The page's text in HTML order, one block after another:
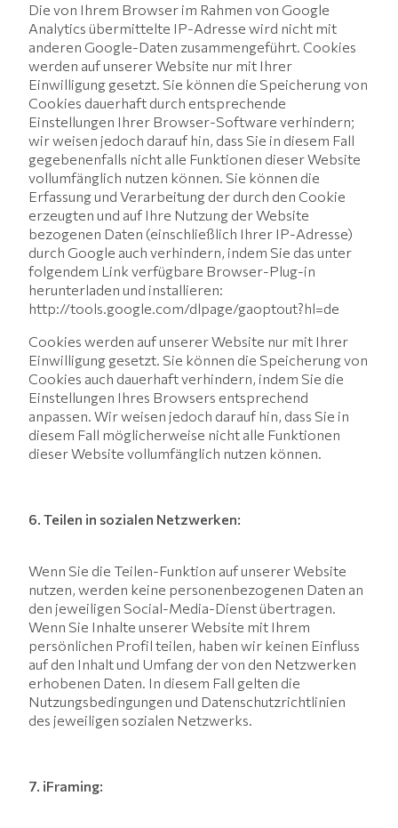
Die von Ihrem Browser im Rahmen von Google
Analytics übermittelte IP-Adresse wird nicht mit
anderen Google-Daten zusammengeführt. Cookies
werden auf unserer Website nur mit Ihrer
Einwilligung gesetzt. Sie können die Speicherung von
Cookies dauerhaft durch entsprechende
Einstellungen Ihrer Browser-Software verhindern;
wir weisen jedoch darauf hin, dass Sie in diesem Fall
gegebenenfalls nicht alle Funktionen dieser Website
vollumfänglich nutzen können. Sie können die
Erfassung und Verarbeitung der durch den Cookie
erzeugten und auf Ihre Nutzung der Website
bezogenen Daten (einschließlich Ihrer IP-Adresse)
durch Google auch verhindern, indem Sie das unter
folgendem Link verfügbare Browser-Plug-in
herunterladen und installieren:
http://tools.google.com/dlpage/gaoptout?hl=de
Cookies werden auf unserer Website nur mit Ihrer
Einwilligung gesetzt. Sie können die Speicherung von
Cookies auch dauerhaft verhindern, indem Sie die
Einstellungen Ihres Browsers entsprechend
anpassen. Wir weisen jedoch darauf hin, dass Sie in
diesem Fall möglicherweise nicht alle Funktionen
dieser Website vollumfänglich nutzen können.
6. Teilen in sozialen Netzwerken:
Wenn Sie die Teilen-Funktion auf unserer Website
nutzen, werden keine personenbezogenen Daten an
den jeweiligen Social-Media-Dienst übertragen.
Wenn Sie Inhalte unserer Website mit Ihrem
persönlichen Profil teilen, haben wir keinen Einfluss
auf den Inhalt und Umfang der von den Netzwerken
erhobenen Daten. In diesem Fall gelten die
Nutzungsbedingungen und Datenschutzrichtlinien
des jeweiligen sozialen Netzwerks.
7. iFraming: